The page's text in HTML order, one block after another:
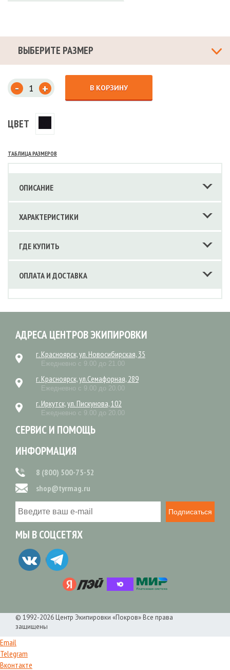
ВЫБЕРИТЕ РАЗМЕР
- + В КОРЗИНУ
ЦВЕТ
ТАБЛИЦА РАЗМЕРОВ
ОПИСАНИЕ
ХАРАКТЕРИСТИКИ
ГДЕ КУПИТЬ
ОПЛАТА И ДОСТАВКА
АДРЕСА ЦЕНТРОВ ЭКИПИРОВКИ
г. Красноярск, ул. Новосибирская, 35
Ежедневно с 9.00 до 21.00
г. Красноярск, ул.Семафорная, 289
Ежедневно с 9.00 до 20.00
г. Иркутск, ул. Пискунова, 102
Ежедневно с 9.00 до 20.00
СЕРВИС И ПОМОЩЬ
ИНФОРМАЦИЯ
8 (800) 500-75-52
shop@tyrmag.ru
Подписаться
МЫ В СОЦСЕТЯХ
© 1992-2026 Центр Экипировки «Покров» Все права
защищены
Email
Telegram
Вконтакте